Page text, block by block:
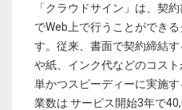
「クラウドサイン」は、契
でWeb上で行うことができ
す。従来、書面で契約締結
や紙、インク代などのコス
単かつスピーディーに実施
業数は サービス開始3年で